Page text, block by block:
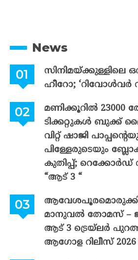
News
സിനിമയ്ക്കുള്ളിലെ
ഹീറോ; ‘റിവോൾവർ
മണിക്കൂറിൽ 23000
ടിക്കറ്റുകൾ ബുക്ക്
വിറ്റ് ഷാജി
പിള്ളേരുടെയും
കുതിപ്പ്; റെക്കോർഡ്
“ആട് 3 “
മാനുവൽ തോമസ് –
ആട് 3 ട്രെയ്‌ലർ
ആഗോള റിലീസ് 2026